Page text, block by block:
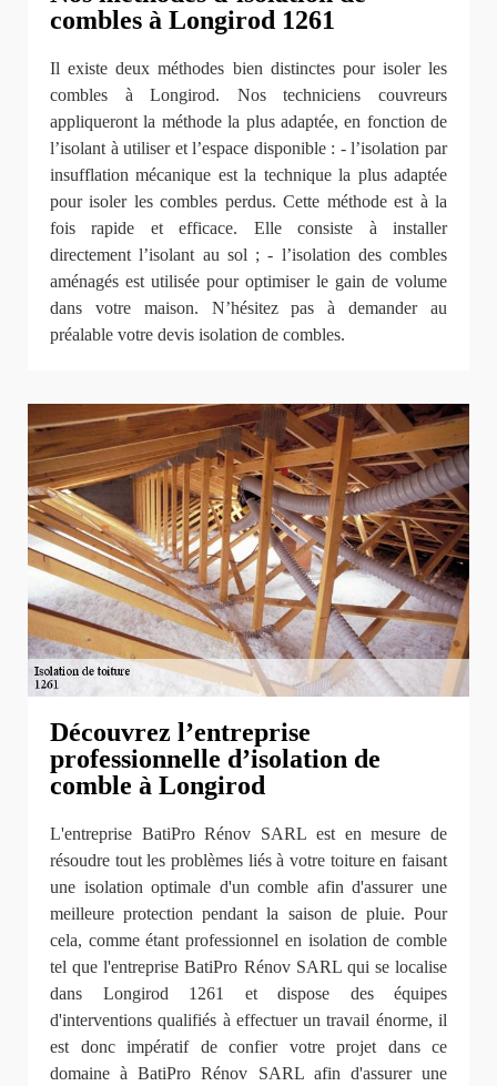
combles à Longirod 1261
Il existe deux méthodes bien distinctes pour isoler les
combles à Longirod. Nos techniciens couvreurs
appliqueront la méthode la plus adaptée, en fonction de
l’isolant à utiliser et l’espace disponible : - l’isolation par
insufflation mécanique est la technique la plus adaptée
pour isoler les combles perdus. Cette méthode est à la
fois rapide et efficace. Elle consiste à installer
directement l’isolant au sol ; - l’isolation des combles
aménagés est utilisée pour optimiser le gain de volume
dans votre maison. N’hésitez pas à demander au
préalable votre devis isolation de combles.
Découvrez l’entreprise
professionnelle d’isolation de
comble à Longirod
L'entreprise BatiPro Rénov SARL est en mesure de
résoudre tout les problèmes liés à votre toiture en faisant
une isolation optimale d'un comble afin d'assurer une
meilleure protection pendant la saison de pluie. Pour
cela, comme étant professionnel en isolation de comble
tel que l'entreprise BatiPro Rénov SARL qui se localise
dans Longirod 1261 et dispose des équipes
d'interventions qualifiés à effectuer un travail énorme, il
est donc impératif de confier votre projet dans ce
domaine à BatiPro Rénov SARL afin d'assurer une